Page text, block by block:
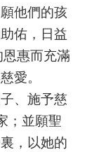
他們的孩
佑，日益
惠而充滿
愛。
、施予慈
；並願聖
，以她的